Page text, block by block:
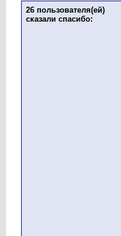
26 пользователя(ей)
сказали cпасибо: